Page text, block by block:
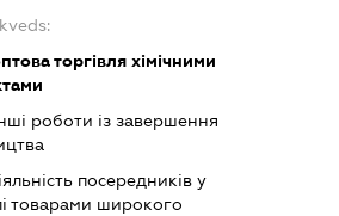
торгівля хімічними
роботи із завершення
посередників у
товарами широкого